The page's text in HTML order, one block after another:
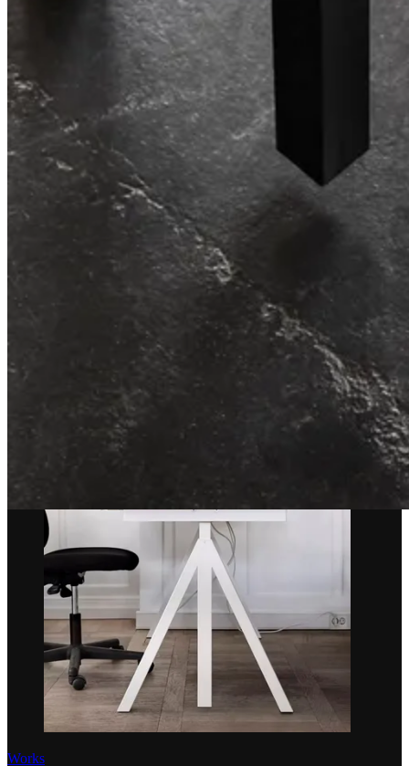
Unser kompaktestes Regal aller Zeiten.
String® System
Works